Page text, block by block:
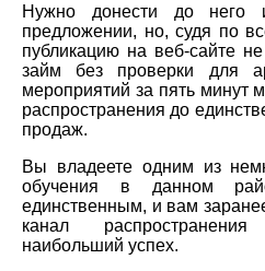
Нужно донести до
предложении, но, судя по
публикацию на веб-сайте
займ без проверки для
мероприятий за пять минут
распространения до
продаж.
Вы владеете одним из
обучения в данном
единственным, и вам
канал
наибольший успех.